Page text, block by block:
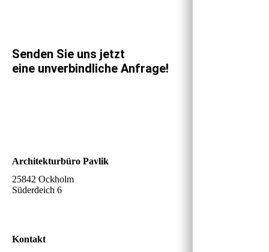
Senden Sie uns jetzt
eine unverbindliche Anfrage!
Architekturbüro Pavlik
25842 Ockholm
Süderdeich 6
Kontakt